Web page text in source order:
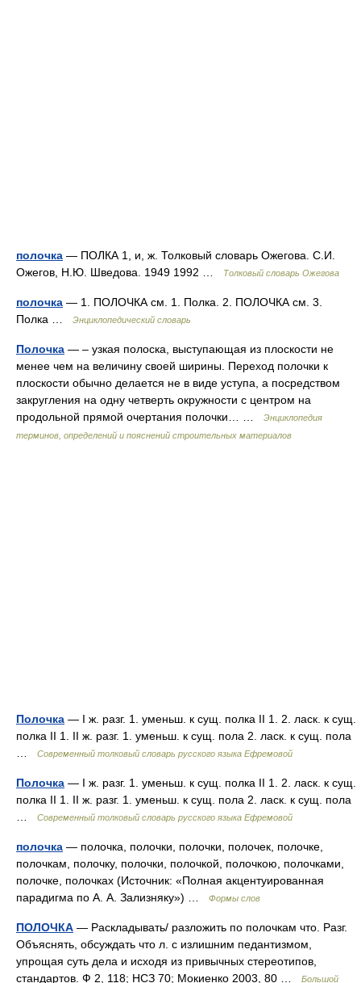
полочка — ПОЛКА 1, и, ж. Толковый словарь Ожегова. С.И.
Ожегов, Н.Ю. Шведова. 1949 1992 …
Толковый словарь Ожегова
полочка — 1. ПОЛОЧКА см. 1. Полка. 2. ПОЛОЧКА см. 3.
Полка …
Энциклопедический словарь
Полочка — – узкая полоска, выступающая из плоскости не
менее чем на величину своей ширины. Переход полочки к
плоскости обычно делается не в виде уступа, а посредством
закругления на одну четверть окружности с центром на
продольной прямой очертания полочки… …
Энциклопедия
терминов, определений и пояснений строительных материалов
Полочка — I ж. разг. 1. уменьш. к сущ. полка II 1. 2. ласк. к сущ.
полка II 1. II ж. разг. 1. уменьш. к сущ. пола 2. ласк. к сущ. пола
Современный толковый словарь русского языка Ефремовой
Полочка — I ж. разг. 1. уменьш. к сущ. полка II 1. 2. ласк. к сущ.
полка II 1. II ж. разг. 1. уменьш. к сущ. пола 2. ласк. к сущ. пола
Современный толковый словарь русского языка Ефремовой
полочка — полочка, полочки, полочки, полочек, полочке,
полочкам, полочку, полочки, полочкой, полочкою, полочками,
полочке, полочках (Источник: «Полная акцентуированная
парадигма по А. А. Зализняку») …
Формы слов
ПОЛОЧКА — Раскладывать/ разложить по полочкам что. Разг.
Объяснять, обсуждать что л. с излишним педантизмом,
упрощая суть дела и исходя из привычных стереотипов,
стандартов. Ф 2, 118; НСЗ 70; Мокиенко 2003, 80 …
Большой